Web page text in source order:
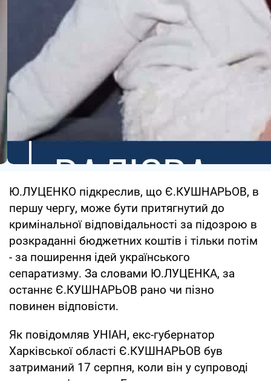
Ю.ЛУЦЕНКО підкреслив, що Є.КУШНАРЬОВ, в
першу чергу, може бути притягнутий до
кримінальної відповідальності за підозрою в
розкраданні бюджетних коштів і тільки потім
- за поширення ідей українського
сепаратизму. За словами Ю.ЛУЦЕНКА, за
останнє Є.КУШНАРЬОВ рано чи пізно
повинен відповісти.
Як повідомляв УНІАН, екс-губернатор
Харківської області Є.КУШНАРЬОВ був
затриманий 17 серпня, коли він у супроводі